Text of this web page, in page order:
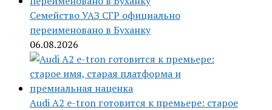
Семейство УАЗ СГР официально
переименовано в Буханку
06.08.2026
Audi A2 e-tron готовится к премьере: старое